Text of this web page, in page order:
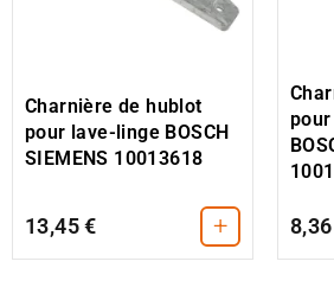
Charnière de hublot
pour lave-linge BOSCH
SIEMENS 10013618
13,45 € +